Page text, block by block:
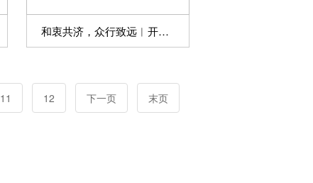
和衷共济，众行致远︱开启融合发展新征程
11 12 下一页 末页